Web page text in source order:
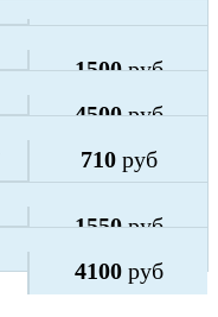
1500руб
4500руб
710 руб
1550руб
4100 руб